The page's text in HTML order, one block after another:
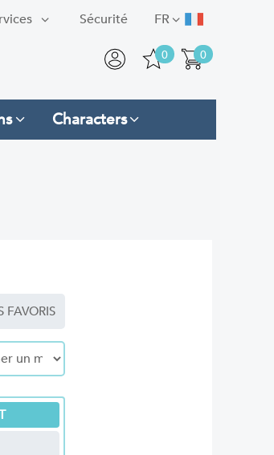
FR
Sécurité
0
0
Characters
FAVORIS